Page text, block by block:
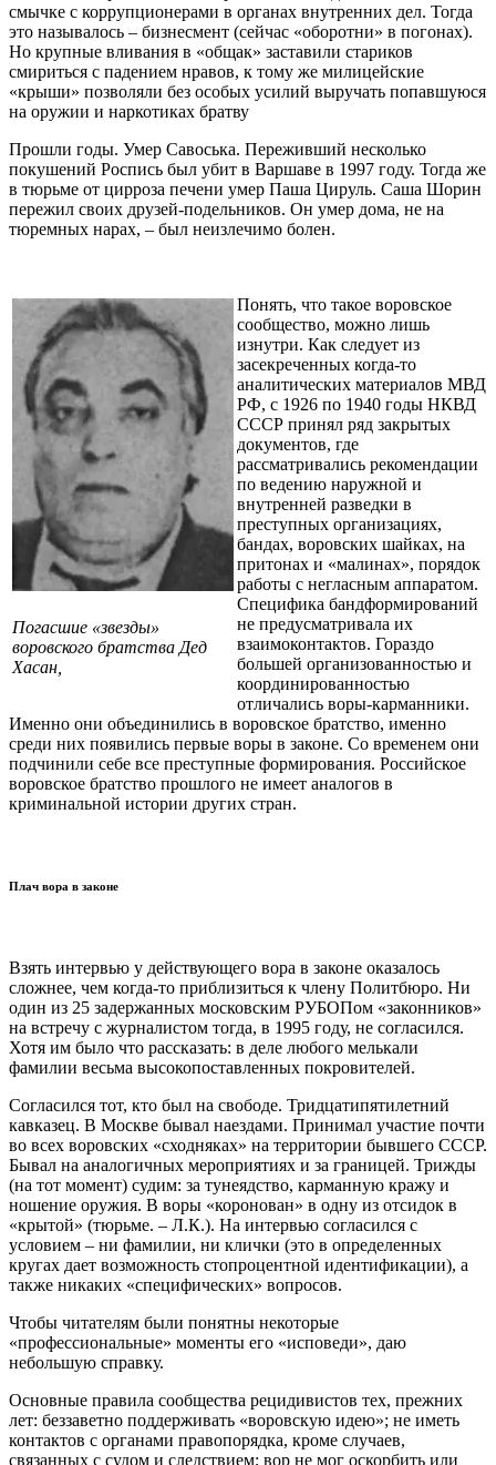
смычке с коррупционерами в органах внутренних дел. Тогда
это называлось – бизнесмент (сейчас «оборотни» в погонах).
Но крупные вливания в «общак» заставили стариков
смириться с падением нравов, к тому же милицейские
«крыши» позволяли без особых усилий выручать попавшуюся
на оружии и наркотиках братву
Прошли годы. Умер Савоська. Переживший несколько
покушений Роспись был убит в Варшаве в 1997 году. Тогда же
в тюрьме от цирроза печени умер Паша Цируль. Саша Шорин
пережил своих друзей-подельников. Он умер дома, не на
тюремных нарах, – был неизлечимо болен.
Погасшие «звезды»
воровского братства Дед
Хасан,
Понять, что такое воровское
сообщество, можно лишь
изнутри. Как следует из
засекреченных когда-то
аналитических материалов МВД
РФ, с 1926 по 1940 годы НКВД
СССР принял ряд закрытых
документов, где
рассматривались рекомендации
по ведению наружной и
внутренней разведки в
преступных организациях,
бандах, воровских шайках, на
притонах и «малинах», порядок
работы с негласным аппаратом.
Специфика бандформирований
не предусматривала их
взаимоконтактов. Гораздо
большей организованностью и
координированностью
отличались воры-карманники.
Именно они объединились в воровское братство, именно
среди них появились первые воры в законе. Со временем они
подчинили себе все преступные формирования. Российское
воровское братство прошлого не имеет аналогов в
криминальной истории других стран.
Плач вора в законе
Взять интервью у действующего вора в законе оказалось
сложнее, чем когда-то приблизиться к члену Политбюро. Ни
один из 25 задержанных московским РУБОПом «законников»
на встречу с журналистом тогда, в 1995 году, не согласился.
Хотя им было что рассказать: в деле любого мелькали
фамилии весьма высокопоставленных покровителей.
Согласился тот, кто был на свободе. Тридцатипятилетний
кавказец. В Москве бывал наездами. Принимал участие почти
во всех воровских «сходняках» на территории бывшего СССР.
Бывал на аналогичных мероприятиях и за границей. Трижды
(на тот момент) судим: за тунеядство, карманную кражу и
ношение оружия. В воры «коронован» в одну из отсидок в
«крытой» (тюрьме. – Л.К.). На интервью согласился с
условием – ни фамилии, ни клички (это в определенных
кругах дает возможность стопроцентной идентификации), а
также никаких «специфических» вопросов.
Чтобы читателям были понятны некоторые
«профессиональные» моменты его «исповеди», даю
небольшую справку.
Основные правила сообщества рецидивистов тех, прежних
лет: беззаветно поддерживать «воровскую идею»; не иметь
контактов с органами правопорядка, кроме случаев,
связанных с судом и следствием; вор не мог оскорбить или